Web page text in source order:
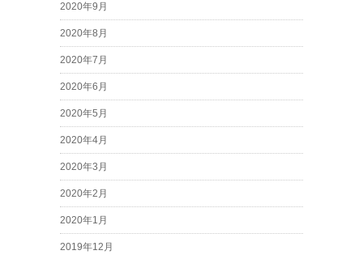
2020年9月
2020年8月
2020年7月
2020年6月
2020年5月
2020年4月
2020年3月
2020年2月
2020年1月
2019年12月